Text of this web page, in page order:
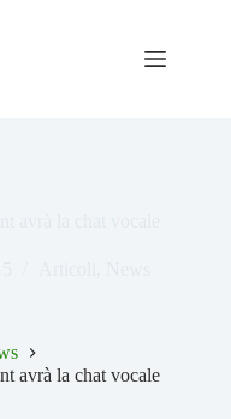
avrà la chat vocale